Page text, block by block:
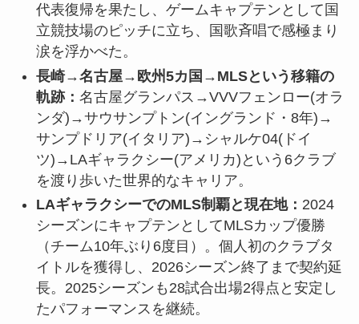
代表復帰を果たし、ゲームキャプテンとして国
立競技場のピッチに立ち、国歌斉唱で感極まり
涙を浮かべた。
長崎→名古屋→欧州5カ国→MLSという移籍の
軌跡： 名古屋グランパス→VVVフェンロー(オラ
ンダ)→サウサンプトン(イングランド・8年)→
サンプドリア(イタリア)→シャルケ04(ドイ
ツ)→LAギャラクシー(アメリカ)という6クラブ
を渡り歩いた世界的なキャリア。
LAギャラクシーでのMLS制覇と現在地： 2024
シーズンにキャプテンとしてMLSカップ優勝
（チーム10年ぶり6度目）。個人初のクラブタ
イトルを獲得し、2026シーズン終了まで契約延
長。2025シーズンも28試合出場2得点と安定し
たパフォーマンスを継続。